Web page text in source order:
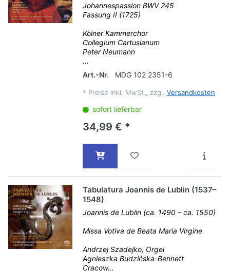
Johannespassion BWV 245
Fassung II (1725)
Kölner Kammerchor
Collegium Cartusianum
Peter Neumann
...
Art.-Nr.
MDG 102 2351-6
* Preise inkl. MwSt., zzgl. Versandkosten
sofort lieferbar
34,99 € *
Tabulatura Joannis de Lublin (1537–
1548)
Joannis de Lublin (ca. 1490 – ca. 1550)
Missa Votiva de Beata Maria Virgine
Andrzej Szadejko, Orgel
Agnieszka Budzińska-Bennett
Cracow...